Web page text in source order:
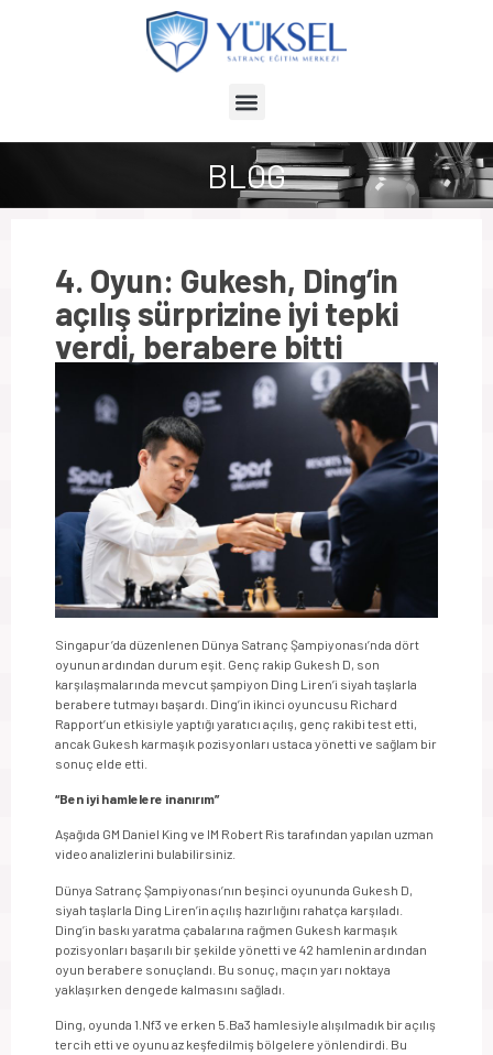
BLOG
4. Oyun: Gukesh, Ding’in
açılış sürprizine iyi tepki
verdi, berabere bitti
Singapur’da düzenlenen Dünya Satranç Şampiyonası’nda dört
oyunun ardından durum eşit. Genç rakip Gukesh D, son
karşılaşmalarında mevcut şampiyon Ding Liren’i siyah taşlarla
berabere tutmayı başardı. Ding’in ikinci oyuncusu Richard
Rapport’un etkisiyle yaptığı yaratıcı açılış, genç rakibi test etti,
ancak Gukesh karmaşık pozisyonları ustaca yönetti ve sağlam bir
sonuç elde etti.
“Ben iyi hamlelere inanırım”
Aşağıda GM Daniel King ve IM Robert Ris tarafından yapılan uzman
video analizlerini bulabilirsiniz.
Dünya Satranç Şampiyonası’nın beşinci oyununda Gukesh D,
siyah taşlarla Ding Liren’in açılış hazırlığını rahatça karşıladı.
Ding’in baskı yaratma çabalarına rağmen Gukesh karmaşık
pozisyonları başarılı bir şekilde yönetti ve 42 hamlenin ardından
oyun berabere sonuçlandı. Bu sonuç, maçın yarı noktaya
yaklaşırken dengede kalmasını sağladı.
Ding, oyunda 1.Nf3 ve erken 5.Ba3 hamlesiyle alışılmadık bir açılış
tercih etti ve oyunu az keşfedilmiş bölgelere yönlendirdi. Bu